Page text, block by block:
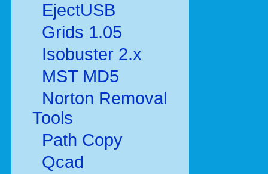
EjectUSB
Grids 1.05
Isobuster 2.x
MST MD5
Norton Removal
Tools
Path Copy
Qcad